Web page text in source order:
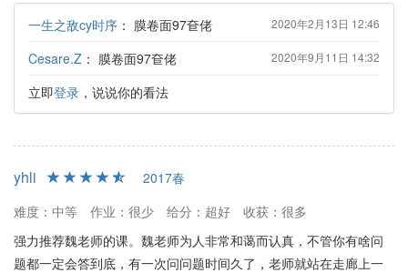
一生之敌cy时序 ： 膜卷面97奆佬 2020年2月13日 12:46
Cesare.Z ： 膜卷面97奆佬 2020年9月11日 14:32
立即登录 ，说说你的看法
yhli
2017春
难度：中等
作业：很少 给分：超好
收获：很多
强力推荐魏老师的课。魏老师为人非常和蔼而认真，不管你有啥问
题都一定会答到底，有一次问问题时间久了，老师就站在走廊上一